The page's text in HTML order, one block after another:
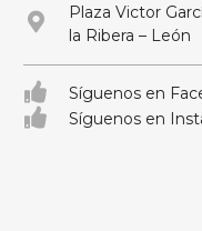
Plaza Victor
la Ribera – León
Síguenos en
Síguenos en